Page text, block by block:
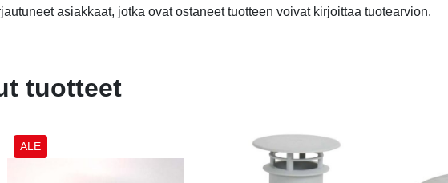
asiakkaat, jotka ovat ostaneet tuotteen voivat kirjoittaa tuotearvion.
tuotteet
ALE